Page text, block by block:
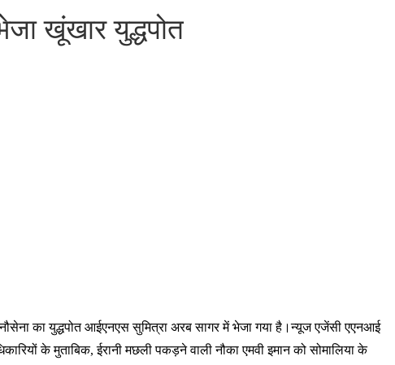
खूंखार युद्धपोत
का युद्धपोत आईएनएस सुमित्रा अरब सागर में भेजा गया है।न्यूज एजेंसी एएनआई
के मुताबिक, ईरानी मछली पकड़ने वाली नौका एमवी इमान को सोमालिया के